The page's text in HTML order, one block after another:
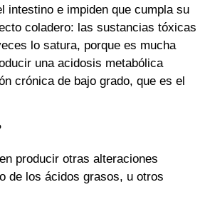
intestino e impiden que cumpla su
coladero: las sustancias tóxicas
lo satura, porque es mucha
una acidosis metabólica
crónica de bajo grado, que es el
producir otras alteraciones
de los ácidos grasos, u otros